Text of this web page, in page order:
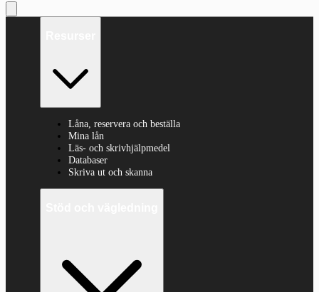
Låna, reservera och beställa
Mina lån
Läs- och skrivhjälpmedel
Databaser
Skriva ut och skanna